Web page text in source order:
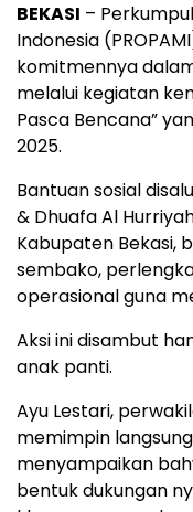
BEKASI –
Indonesia
komitmennya
melalui kegiatan
Pasca Bencana”
2025.
Bantuan sosial
& Dhuafa Al
Kabupaten Bekasi,
sembako,
operasional guna
Aksi ini disambut
anak panti.
Ayu Lestari,
memimpin
menyampaikan
bentuk dukungan